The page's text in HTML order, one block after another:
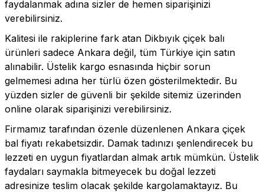
faydalanmak adına sizler de hemen siparişinizi
verebilirsiniz.
Kalitesi ile rakiplerine fark atan Dikbıyık çiçek balı
ürünleri sadece Ankara değil, tüm Türkiye için satın
alınabilir. Üstelik kargo esnasında hiçbir sorun
gelmemesi adına her türlü özen gösterilmektedir. Bu
yüzden sizler de güvenli bir şekilde sitemiz üzerinden
online olarak siparişinizi verebilirsiniz.
Firmamız tarafından özenle düzenlenen Ankara çiçek
bal fiyatı rekabetsizdir. Damak tadınızı şenlendirecek bu
lezzeti en uygun fiyatlardan almak artık mümkün. Üstelik
faydaları saymakla bitmeyecek bu doğal lezzeti
adresinize teslim olacak şekilde kargolamaktayız. Bu